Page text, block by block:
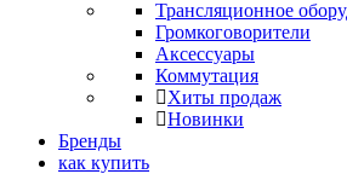
Трансляционное
Громкоговорители
Аксессуары
Коммутация
Хиты продаж
Новинки
Бренды
как купить